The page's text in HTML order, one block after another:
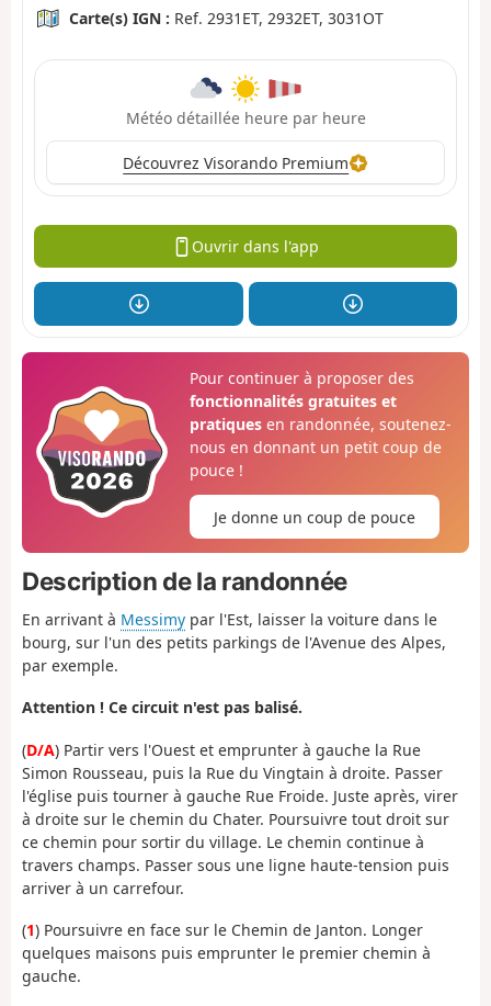
Carte(s) IGN : Ref. 2931ET, 2932ET, 3031OT
Météo détaillée heure par heure
Découvrez Visorando Premium
Ouvrir dans l'app
Pour continuer à proposer des
fonctionnalités gratuites et
pratiquesen randonnée, soutenez-
nous en donnant un petit coup de
pouce !
Je donne un coup de pouce
Description de la randonnée
En arrivant à Messimy par l'Est, laisser la voiture dans le
bourg, sur l'un des petits parkings de l'Avenue des Alpes,
par exemple.
Attention ! Ce circuit n'est pas balisé.
(D/A) Partir vers l'Ouest et emprunter à gauche la Rue
Simon Rousseau, puis la Rue du Vingtain à droite. Passer
l'église puis tourner à gauche Rue Froide. Juste après, virer
à droite sur le chemin du Chater. Poursuivre tout droit sur
ce chemin pour sortir du village. Le chemin continue à
travers champs. Passer sous une ligne haute-tension puis
arriver à un carrefour.
(1) Poursuivre en face sur le Chemin de Janton. Longer
quelques maisons puis emprunter le premier chemin à
gauche.